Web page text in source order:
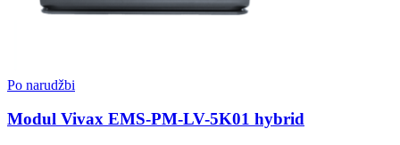
Po narudžbi
Modul Vivax EMS-PM-LV-5K01 hybrid